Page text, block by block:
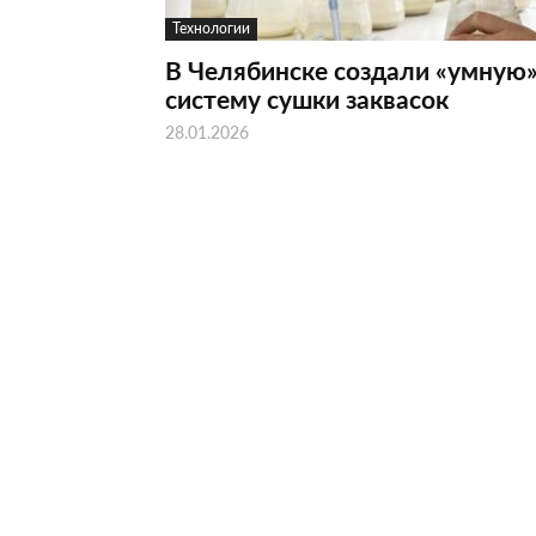
Технологии
В Челябинске создали
систему сушки заквасок
28.01.2026